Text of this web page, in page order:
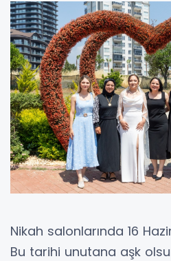
Nikah salonlarında 16
Bu tarihi unutana aşk